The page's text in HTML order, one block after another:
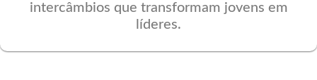
intercâmbios que transformam jovens em
líderes.